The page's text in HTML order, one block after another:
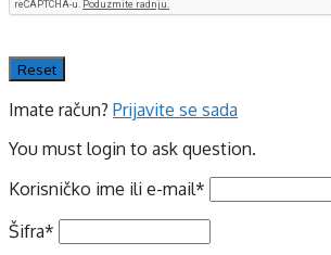
Imate račun? Prijavite se sada
You must login to ask question.
Korisničko ime ili e-mail*
Šifra*